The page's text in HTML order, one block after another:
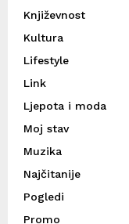
Književnost
Kultura
Lifestyle
Link
Ljepota i moda
Moj stav
Muzika
Najčitanije
Pogledi
Promo